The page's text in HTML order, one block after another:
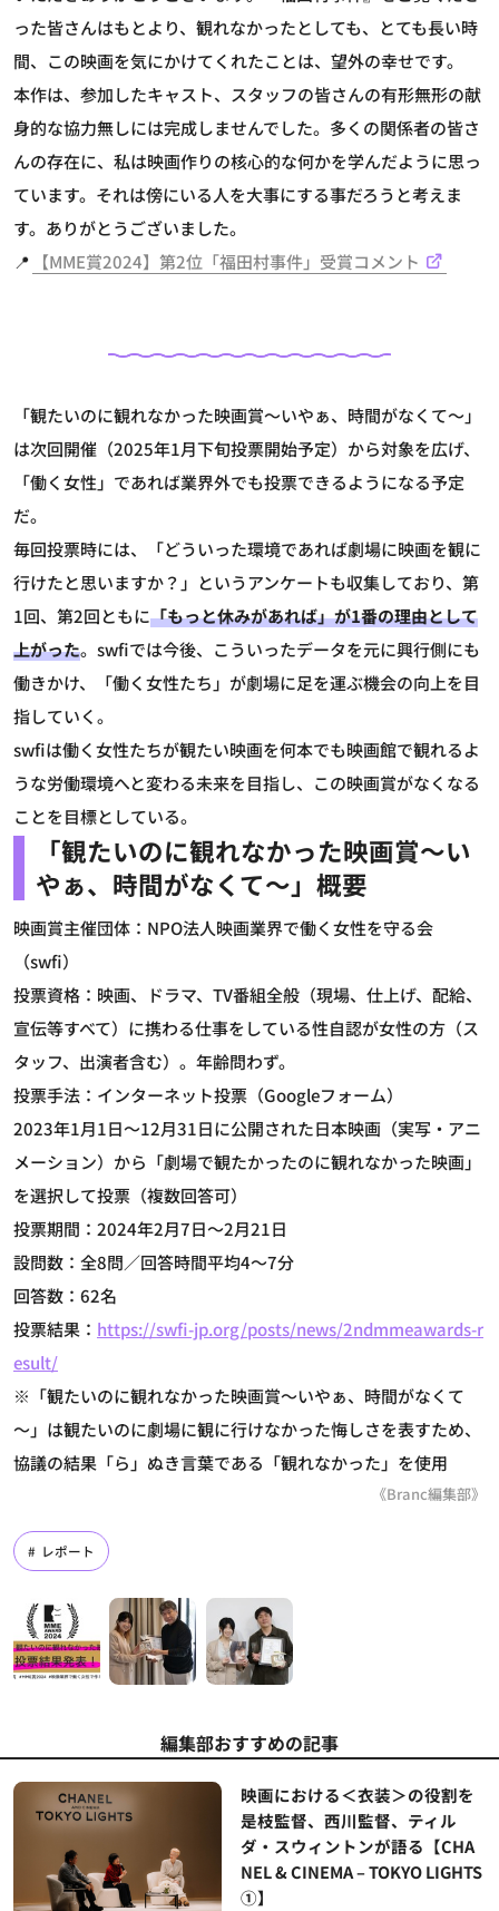
った皆さんはもとより、観れなかったとしても、とても長い時
間、この映画を気にかけてくれたことは、望外の幸せです。
本作は、参加したキャスト、スタッフの皆さんの有形無形の献
身的な協力無しには完成しませんでした。多くの関係者の皆さ
んの存在に、私は映画作りの核心的な何かを学んだように思っ
ています。それは傍にいる人を大事にする事だろうと考えま
す。ありがとうございました。
📍
【MME賞2024】第2位「福田村事件」受賞コメント
「観たいのに観れなかった映画賞～いやぁ、時間がなくて～」
は次回開催（2025年1月下旬投票開始予定）から対象を広げ、
「働く女性」であれば業界外でも投票できるようになる予定
だ。
毎回投票時には、「どういった環境であれば劇場に映画を観に
行けたと思いますか？」というアンケートも収集しており、第
1回、第2回ともに「もっと休みがあれば」が1番の理由として
上がった。swfiでは今後、こういったデータを元に興行側にも
働きかけ、「働く女性たち」が劇場に足を運ぶ機会の向上を目
指していく。
swfiは働く女性たちが観たい映画を何本でも映画館で観れるよ
うな労働環境へと変わる未来を目指し、この映画賞がなくなる
ことを目標としている。
「観たいのに観れなかった映画賞～い
やぁ、時間がなくて～」概要
映画賞主催団体：NPO法人映画業界で働く女性を守る会
（swfi）
投票資格：映画、ドラマ、TV番組全般（現場、仕上げ、配給、
宣伝等すべて）に携わる仕事をしている性自認が女性の方（ス
タッフ、出演者含む）。年齢問わず。
投票手法：インターネット投票（Googleフォーム）
2023年1月1日～12月31日に公開された日本映画（実写・アニ
メーション）から「劇場で観たかったのに観れなかった映画」
を選択して投票（複数回答可）
投票期間：2024年2月7日～2月21日
設問数：全8問／回答時間平均4～7分
回答数：62名
投票結果： https://swfi-jp.org/posts/news/2ndmmeawards-r
esult/
※「観たいのに観れなかった映画賞～いやぁ、時間がなくて
～」は観たいのに劇場に観に行けなかった悔しさを表すため、
協議の結果「ら」ぬき言葉である「観れなかった」を使用
《Branc編集部》
レポート
編集部おすすめの記事
映画における＜衣装＞の役割を
是枝監督、西川監督、ティル
ダ・スウィントンが語る【CHA
NEL & CINEMA – TOKYO LIGHTS
①】